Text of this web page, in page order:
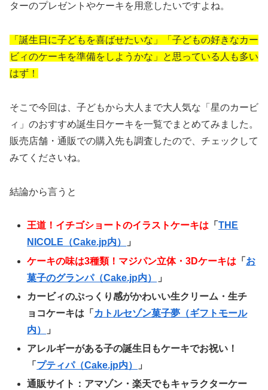
ターのプレゼントやケーキを用意したいですよね。
「誕生日に子どもを喜ばせたいな」「子どもの好きなカー
ビィのケーキを準備をしようかな」と思っている人も多い
はず！
そこで今回は、子どもから大人まで大人気な「星のカービ
ィ」のおすすめ誕生日ケーキを一覧でまとめてみました。
販売店舗・通販での購入先も調査したので、チェックして
みてくださいね。
結論から言うと
王道！イチゴショートのイラストケーキは 「THE
NICOLE（Cake.jp内）
」
ケーキの味は3種類！マジパン立体・3Dケーキは 「 お
菓子のグランパ（Cake.jp内）
」
カービィのぷっくり感がかわいい生クリーム・生チ
ョコケーキは 「 カトルセゾン菓子夢（ギフトモール
内）
」
アレルギーがある子の誕生日もケーキでお祝い！
「 プティパ（Cake.jp内）
」
通販サイト：アマゾン・楽天でもキャラクターケー